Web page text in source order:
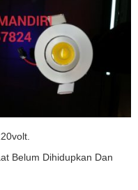
Belum Dihidupkan Dan